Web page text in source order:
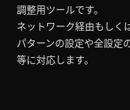
調整用ツールです。
ネットワーク経由もしく
パターンの設定や全設定
等に対応します。